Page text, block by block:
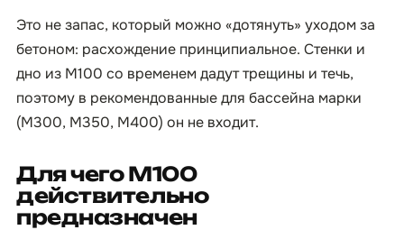
Это не запас, который можно «дотянуть» уходом за
бетоном: расхождение принципиальное. Стенки и
дно из М100 со временем дадут трещины и течь,
поэтому в рекомендованные для бассейна марки
(М300, М350, М400) он не входит.
Для чего М100
действительно
предназначен